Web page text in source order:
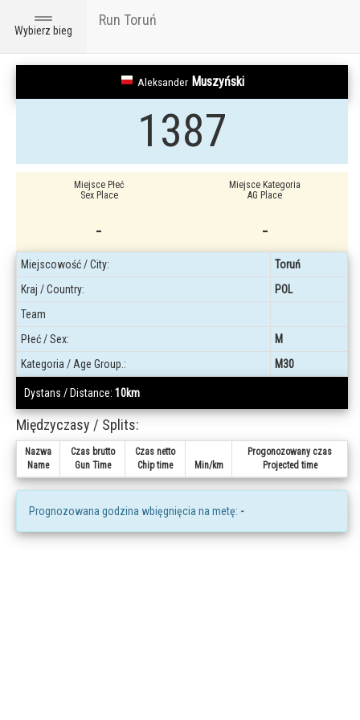
Toggle
navigation
Wybierz bieg
Run Toruń
Aleksander Muszyński
1387
Miejsce Płeć
Sex Place
-
Miejsce Kategoria
AG Place
-
Miejscowość / City:
Toruń
Kraj / Country:
POL
Team
Płeć / Sex:
M
Kategoria / Age Group.:
M30
Dystans / Distance: 10km
Międzyczasy / Splits:
Nazwa
Name
Czas brutto
Gun Time
Czas netto
Chip time
Min/km
Progonozowany czas
Projected time
Prognozowana godzina wbięgnięcia na metę: -